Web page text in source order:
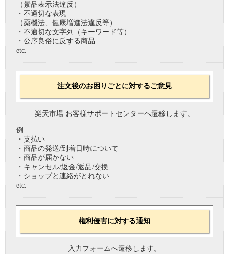
（景品表示法違反）
・不適切な表現
（薬機法、健康増進法違反等）
・不適切な文字列（キーワード等）
・公序良俗に反する商品
etc.
注文後のお困りごとに対するご意見
楽天市場 お客様サポートセンターへ遷移します。
例
・支払い
・商品の発送/到着日時について
・商品が届かない
・キャンセル/返金/返品/交換
・ショップと連絡がとれない
etc.
権利侵害に対する通知
入力フォームへ遷移します。